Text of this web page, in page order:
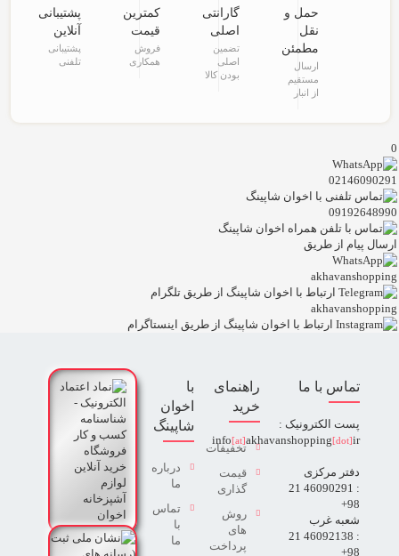
حمل و
نقل
مطمئن
ارسال
مستقیم
از انبار
گارانتی
اصلی
تضمین
اصلی
بودن کالا
کمترین
قیمت
فروش
همکاری
پشتیبانی
آنلاین
پشتیبانی
تلفنی
0
02146090291
09192648990
ارسال پیام از طریق
akhavanshopping
akhavanshopping
تماس با ما
پست الکترونیک :
info[at]akhavanshopping[dot]ir
دفتر مرکزی
: 46090291 21
98+
شعبه غرب
: 46092138 21
98+
راهنمای
خرید
تخفیفات
قیمت
گذاری
روش
های
پرداخت
با
اخوان
شاپینگ
درباره
ما
تماس
با
ما